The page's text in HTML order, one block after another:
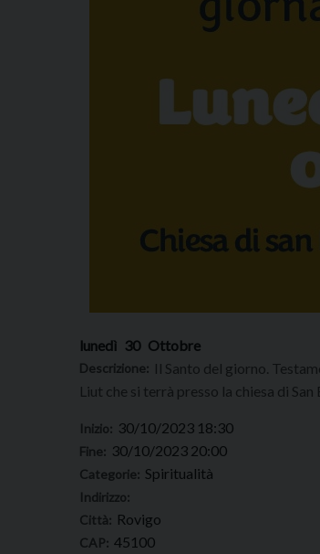
lunedì 30 Ottobre
Descrizione: Il Santo del giorno.
Liut che si terrà presso la chiesa di
Inizio: 30/10/2023 18:30
Fine: 30/10/2023 20:00
Categorie: Spiritualità
Indirizzo:
Città: Rovigo
CAP: 45100